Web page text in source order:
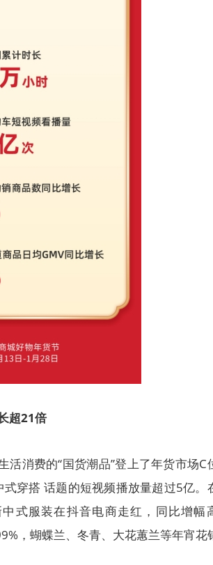
超21倍
消费的“国货潮品”登上了年货市场C
穿搭 话题的短视频播放量超过5亿。
式服装在抖音电商走红，同比增幅
，蝴蝶兰、冬青、大花蕙兰等年宵花